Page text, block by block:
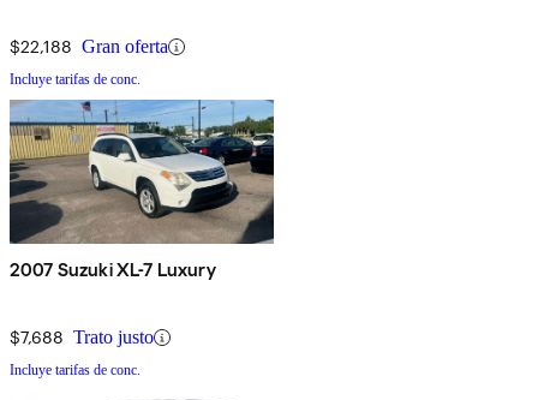
$22,188 Gran oferta
Incluye tarifas de conc.
2007 Suzuki XL-7 Luxury
$7,688 Trato justo
Incluye tarifas de conc.